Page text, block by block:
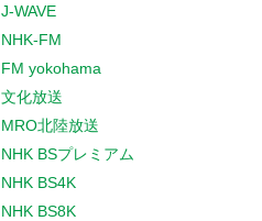
J-WAVE
NHK-FM
FM yokohama
文化放送
MRO北陸放送
NHK BSプレミアム
NHK BS4K
NHK BS8K